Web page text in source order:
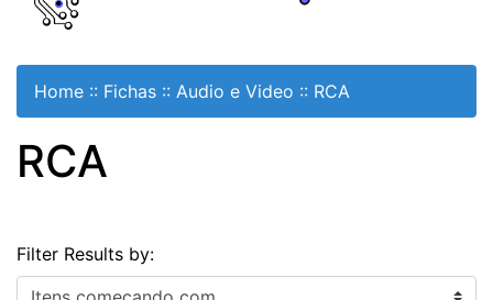
Home :: Fichas :: Audio e Video :: RCA
RCA
Filter Results by:
Itens começando com ...